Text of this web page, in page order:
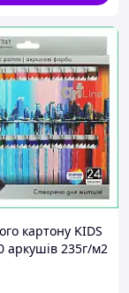
картону KIDS
аркушів 235г/м2
виробів